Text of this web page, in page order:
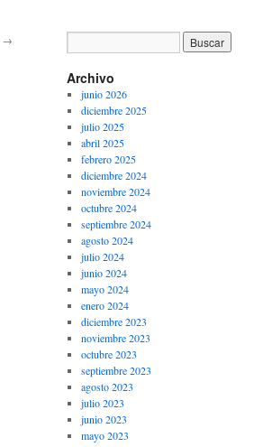
→
Archivo
junio 2026
diciembre 2025
julio 2025
abril 2025
febrero 2025
diciembre 2024
noviembre 2024
octubre 2024
septiembre 2024
agosto 2024
julio 2024
junio 2024
mayo 2024
enero 2024
diciembre 2023
noviembre 2023
octubre 2023
septiembre 2023
agosto 2023
julio 2023
junio 2023
mayo 2023